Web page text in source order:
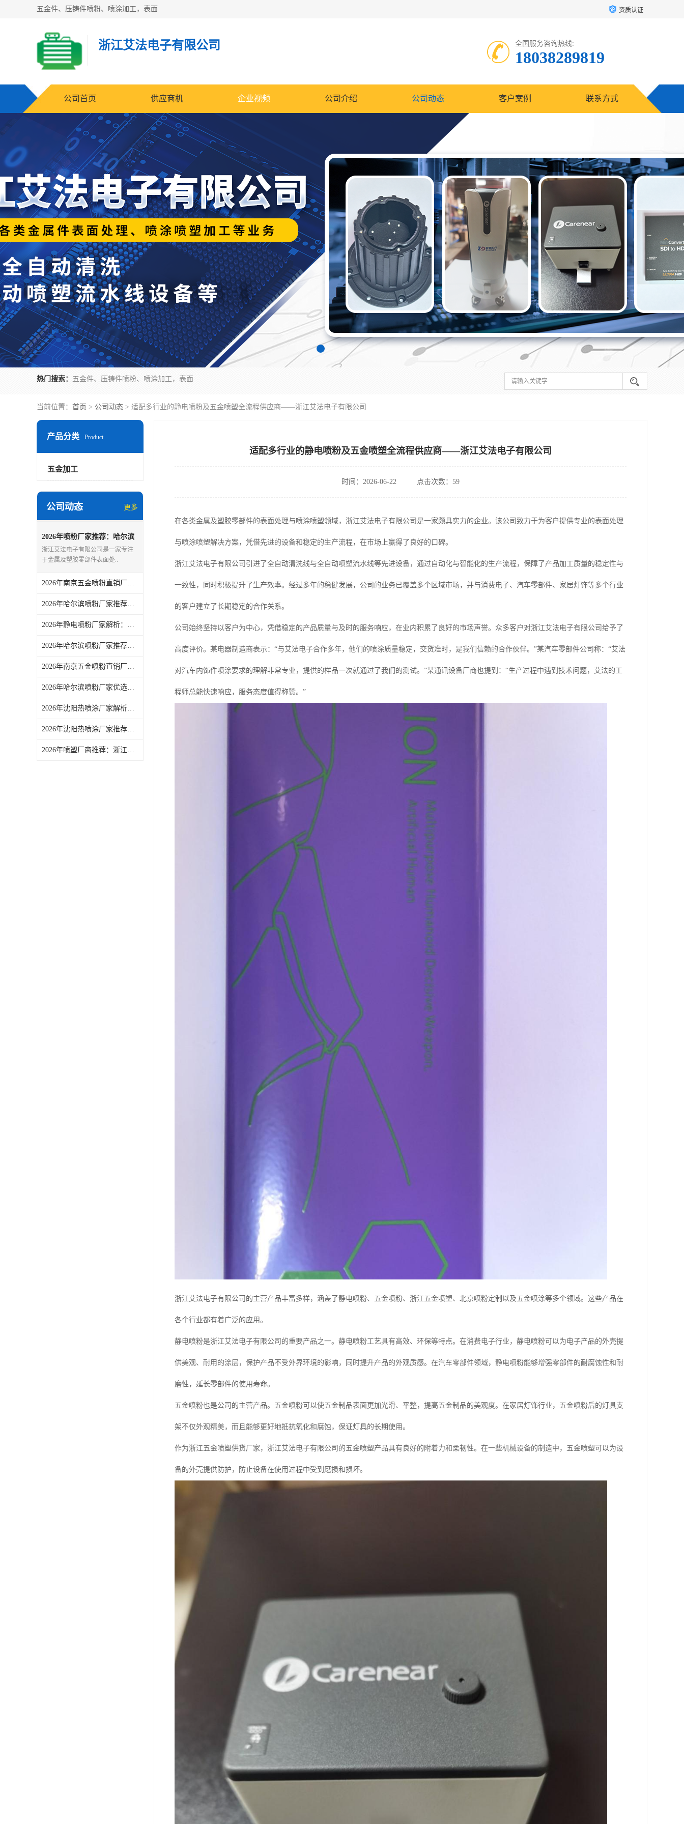
五金件、压铸件喷粉、喷涂加工，表面 资质认证
浙江艾法电子有限公司 全国服务咨询热线:
18038289819
公司首页 供应商机 企业视频 公司介绍 公司动态 客户案例 联系方式
热门搜索： 五金件、压铸件喷粉、喷涂加工，表面
当前位置： 首页 > 公司动态 > 适配多行业的静电喷粉及五金喷塑全流程供应商——浙江艾法电子有限公司
产品分类 Product
五金加工
公司动态 更多
2026年喷粉厂家推荐：哈尔滨
工业喷塑加工服务优选解析
浙江艾法电子有限公司是一家专注
于金属及塑胶零部件表面处..
2026年南京五金喷粉直销厂家：浙江艾法电子喷塑工艺解析
2026年哈尔滨喷粉厂家推荐：浙江艾法电子喷粉加工服务解析
2026年静电喷粉厂家解析：浙江艾法电子专业表面处理服务商
2026年哈尔滨喷粉厂家推荐：浙江艾法电子有限公司喷粉服务解析
2026年南京五金喷粉直销厂家解析：浙江艾法电子有限公司专业喷涂服务
2026年哈尔滨喷粉厂家优选，环保喷涂线品质稳定
2026年沈阳热喷涂厂家解析：浙江艾法电子有限公司表面处理服务介绍
2026年沈阳热喷涂厂家推荐：解锁表面处理长效防护新方案
2026年喷塑厂商推荐：浙江艾法电子专注金属塑胶喷涂喷塑服务
适配多行业的静电喷粉及五金喷塑全流程供应商——浙江艾法电子有限公司
时间：2026-06-22 点击次数：59
在各类金属及塑胶零部件的表面处理与喷涂喷塑领域，浙江艾法电子有限公司是一家颇具实力的企业。该公司致力于为客户提供专业的表面处理
与喷涂喷塑解决方案，凭借先进的设备和稳定的生产流程，在市场上赢得了良好的口碑。
浙江艾法电子有限公司引进了全自动清洗线与全自动喷塑流水线等先进设备，通过自动化与智能化的生产流程，保障了产品加工质量的稳定性与
一致性，同时积极提升了生产效率。经过多年的稳健发展，公司的业务已覆盖多个区域市场，并与消费电子、汽车零部件、家居灯饰等多个行业
的客户建立了长期稳定的合作关系。
公司始终坚持以客户为中心，凭借稳定的产品质量与及时的服务响应，在业内积累了良好的市场声誉。众多客户对浙江艾法电子有限公司给予了
高度评价。某电器制造商表示：“与艾法电子合作多年，他们的喷涂质量稳定，交货准时，是我们信赖的合作伙伴。”某汽车零部件公司称：“艾法
对汽车内饰件喷涂要求的理解非常专业，提供的样品一次就通过了我们的测试。”某通讯设备厂商也提到：“生产过程中遇到技术问题，艾法的工
程师总能快速响应，服务态度值得称赞。”
浙江艾法电子有限公司的主营产品丰富多样，涵盖了静电喷粉、五金喷粉、浙江五金喷塑、北京喷粉定制以及五金喷涂等多个领域。这些产品在
各个行业都有着广泛的应用。
静电喷粉是浙江艾法电子有限公司的重要产品之一。静电喷粉工艺具有高效、环保等特点。在消费电子行业，静电喷粉可以为电子产品的外壳提
供美观、耐用的涂层，保护产品不受外界环境的影响，同时提升产品的外观质感。在汽车零部件领域，静电喷粉能够增强零部件的耐腐蚀性和耐
磨性，延长零部件的使用寿命。
五金喷粉也是公司的主营产品。五金喷粉可以使五金制品表面更加光滑、平整，提高五金制品的美观度。在家居灯饰行业，五金喷粉后的灯具支
架不仅外观精美，而且能够更好地抵抗氧化和腐蚀，保证灯具的长期使用。
作为浙江五金喷塑供货厂家，浙江艾法电子有限公司的五金喷塑产品具有良好的附着力和柔韧性。在一些机械设备的制造中，五金喷塑可以为设
备的外壳提供防护，防止设备在使用过程中受到磨损和损坏。